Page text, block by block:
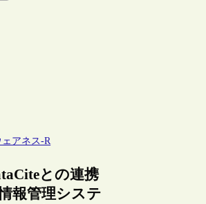
アネス-R
との連携
報管理システ